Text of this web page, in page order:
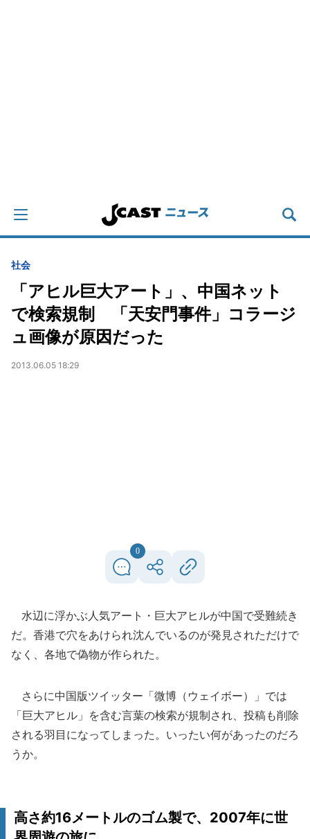
社会
「アヒル巨大アート」、中国ネット
で検索規制 「天安門事件」コラージ
ュ画像が原因だった
2013.06.05 18:29
0
水辺に浮かぶ人気アート・巨大アヒルが中国で受難続き
だ。香港で穴をあけられ沈んでいるのが発見されただけで
なく、各地で偽物が作られた。
さらに中国版ツイッター「微博（ウェイボー）」では
「巨大アヒル」を含む言葉の検索が規制され、投稿も削除
される羽目になってしまった。いったい何があったのだろ
うか。
高さ約16メートルのゴム製で、2007年に世